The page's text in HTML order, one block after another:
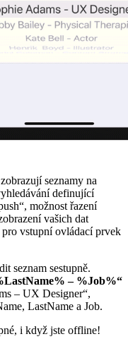
seznamy na
definující
možnost řazení
vašich dat
vstupní ovládací prvek
seznam sestupně.
– %Job%“
– UX Designer“,
LastName a Job.
i když jste offline!